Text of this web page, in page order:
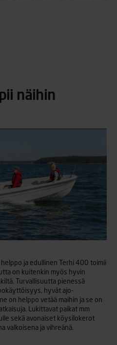
näihin
ja edullinen Terhi 400 toimii
on kuitenkin myös hyvin
Turvallisuutta pienessä
hyvät ajo-
on helppo vetää maihin ja se on
Lukittavat paikat mm
sekä avonaiset köysilokerot
valkoisena ja vihreänä.